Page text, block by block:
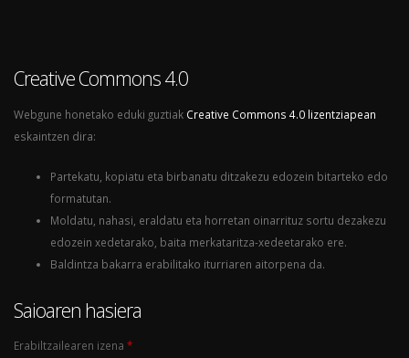
Creative Commons 4.0
Webgune honetako eduki guztiak Creative Commons 4.0 lizentziapean
eskaintzen dira:
Partekatu, kopiatu eta birbanatu ditzakezu edozein bitarteko edo
formatutan.
Moldatu, nahasi, eraldatu eta horretan oinarrituz sortu dezakezu
edozein xedetarako, baita merkataritza-xedeetarako ere.
Baldintza bakarra erabilitako iturriaren aitorpena da.
Saioaren hasiera
Erabiltzailearen izena *